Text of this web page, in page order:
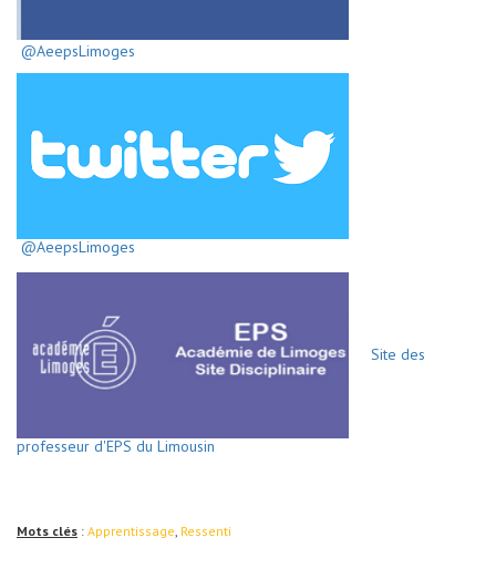
@AeepsLimoges
@AeepsLimoges
Site des
professeur d'EPS du Limousin
Mots clés : Apprentissage, Ressenti